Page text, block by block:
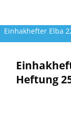
Einhakhefter Elba
Heftung